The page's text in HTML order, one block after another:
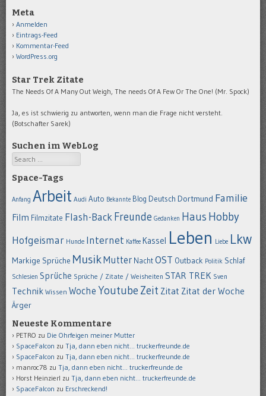
Meta
Anmelden
Eintrags-Feed
Kommentar-Feed
WordPress.org
Star Trek Zitate
The Needs Of A Many Out Weigh, The needs Of A Few Or The One! (Mr. Spock)
Ja, es ist schwierig zu antworten, wenn man die Frage nicht versteht.
(Botschafter Sarek)
Suchen im WebLog
Search
Space-Tags
Anfang Arbeit Audi Auto Bekannte Blog Deutsch Dortmund Familie
Film Filmzitate Flash-BackFreunde Gedanken Haus Hobby
Hofgeismar Hunde Internet Kaffee Kassel Leben Liebe Lkw
Markige Sprüche MusikMutter NachtOST Outback Politik Schlaf
Schlesien Sprüche Sprüche / Zitate / Weisheiten STAR TREK Sven
Technik Wissen Woche Youtube Zeit Zitat Zitat der Woche
Ärger
Neueste Kommentare
PETRO zu Die Ohrfeigen meiner Mutter
SpaceFalcon zu Tja, dann eben nicht… truckerfreunde.de
SpaceFalcon zu Tja, dann eben nicht… truckerfreunde.de
manroc78 zu Tja, dann eben nicht… truckerfreunde.de
Horst Heinzierl zu Tja, dann eben nicht… truckerfreunde.de
SpaceFalcon zu Erschreckend!